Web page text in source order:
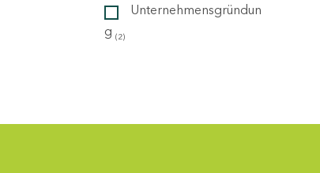
Unternehmensgründun
g (2)